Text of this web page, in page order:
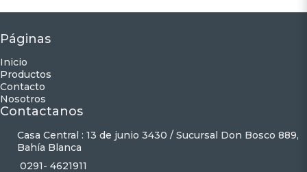
Páginas
Inicio
Productos
Contacto
Nosotros
Contactanos
Casa Central : 13 de junio 3430 / Sucursal Don Bosco 889,
Bahía Blanca
0291- 4621911